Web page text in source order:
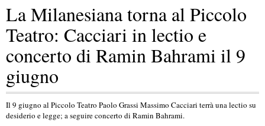
La Milanesiana torna al Piccolo
Teatro: Cacciari in lectio e
concerto di Ramin Bahrami il 9
giugno
Il 9 giugno al Piccolo Teatro Paolo Grassi Massimo Cacciari terrà una lectio su
desiderio e legge; a seguire concerto di Ramin Bahrami.